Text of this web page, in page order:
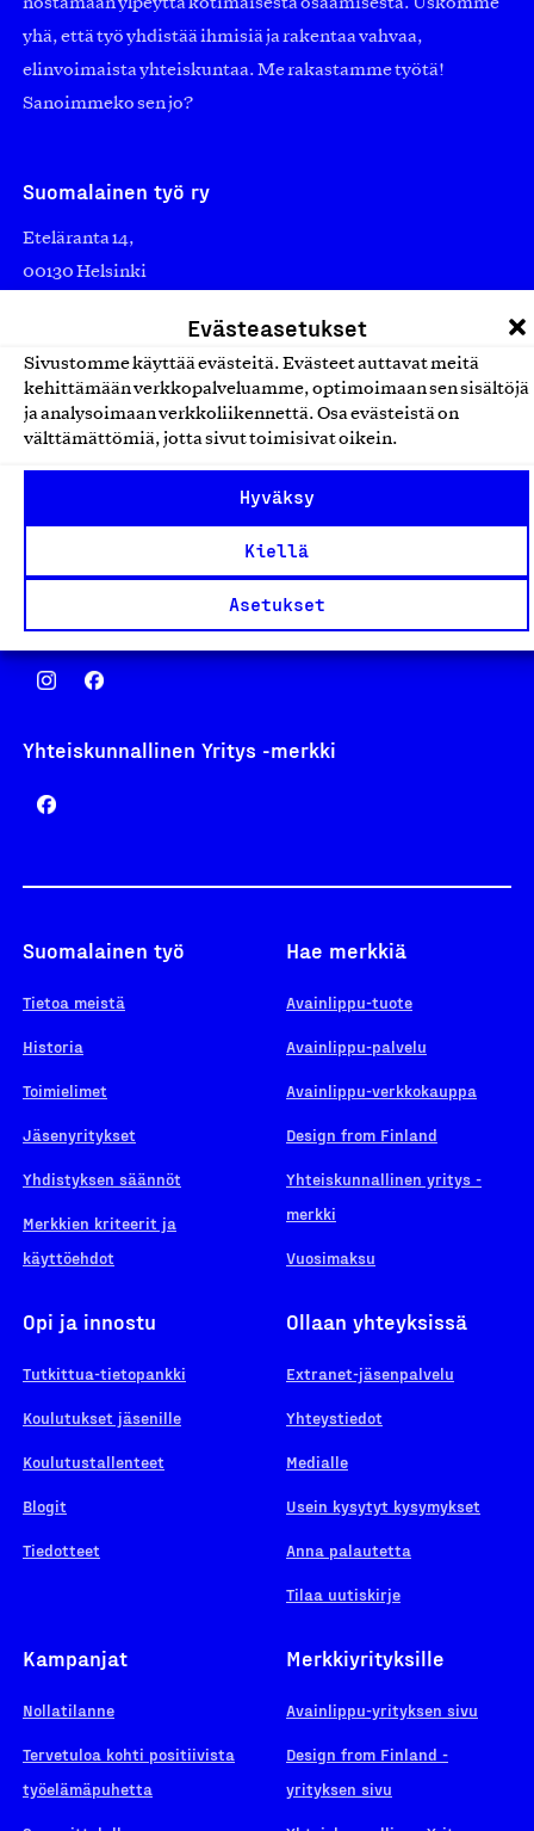
Evästeasetukset
Sivustomme käyttää evästeitä. Evästeet auttavat meitä
kehittämään verkkopalveluamme, optimoimaan sen sisältöjä
ja analysoimaan verkkoliikennettä. Osa evästeistä on
välttämättömiä, jotta sivut toimisivat oikein.
Hyväksy
Kiellä
Asetukset
nostamaan ylpeyttä kotimaisesta osaamisesta. Uskomme
yhä, että työ yhdistää ihmisiä ja rakentaa vahvaa,
elinvoimaista yhteiskuntaa. Me rakastamme työtä!
Sanoimmeko sen jo?
Suomalainen työ ry
Eteläranta 14,
00130 Helsinki
asiakaspalvelu@suomalainentyo.fi
laskutus@suomalainentyo.fi
Design From Finland
Yhteiskunnallinen Yritys -merkki
Suomalainen työ
Tietoa meistä
Historia
Toimielimet
Jäsenyritykset
Yhdistyksen säännöt
Merkkien kriteerit ja
käyttöehdot
Hae merkkiä
Avainlippu-tuote
Avainlippu-palvelu
Avainlippu-verkkokauppa
Design from Finland
Yhteiskunnallinen yritys -
merkki
Vuosimaksu
Opi ja innostu
Tutkittua-tietopankki
Koulutukset jäsenille
Koulutustallenteet
Blogit
Tiedotteet
Ollaan yhteyksissä
Extranet-jäsenpalvelu
Yhteystiedot
Medialle
Usein kysytyt kysymykset
Anna palautetta
Tilaa uutiskirje
Kampanjat
Nollatilanne
Tervetuloa kohti positiivista
työelämäpuhetta
Merkkiyrityksille
Avainlippu-yrityksen sivu
Design from Finland -
yrityksen sivu